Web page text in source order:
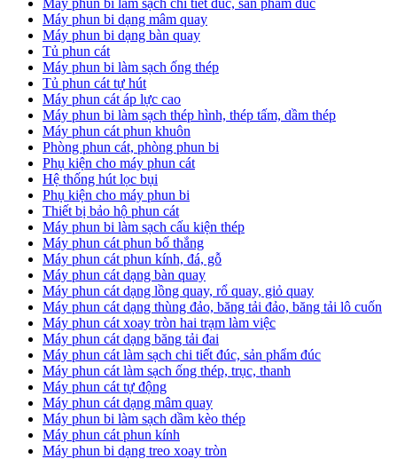
Máy phun bi dạng mâm quay
Máy phun bi dạng bàn quay
Tủ phun cát
Máy phun bi làm sạch ống thép
Tủ phun cát tự hút
Máy phun cát áp lực cao
Máy phun bi làm sạch thép hình, thép tấm, dầm thép
Máy phun cát phun khuôn
Phòng phun cát, phòng phun bi
Phụ kiện cho máy phun cát
Hệ thống hút lọc bụi
Phụ kiện cho máy phun bi
Thiết bị bảo hộ phun cát
Máy phun bi làm sạch cấu kiện thép
Máy phun cát phun bố thắng
Máy phun cát phun kính, đá, gỗ
Máy phun cát dạng bàn quay
Máy phun cát dạng lồng quay, rổ quay, giỏ quay
Máy phun cát dạng thùng đảo, băng tải đảo, băng tải lô cuốn
Máy phun cát xoay tròn hai trạm làm việc
Máy phun cát dạng băng tải đai
​Máy phun cát làm sạch chi tiết đúc, sản phẩm đúc
Máy phun cát làm sạch ống thép, trục, thanh
Máy phun cát tự động
​Máy phun cát dạng mâm quay
Máy phun bi làm sạch dầm kèo thép
Máy phun cát phun kính
Máy phun bi dạng treo xoay tròn